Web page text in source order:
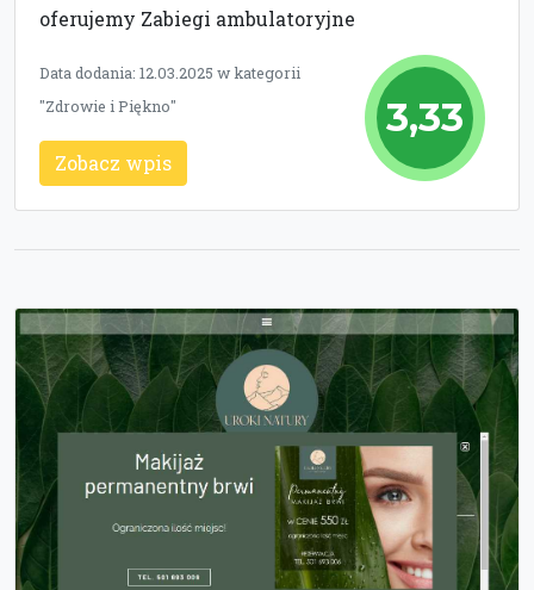
oferujemy Zabiegi ambulatoryjne
3,33
Data dodania: 12.03.2025 w kategorii
"Zdrowie i Piękno"
Zobacz wpis